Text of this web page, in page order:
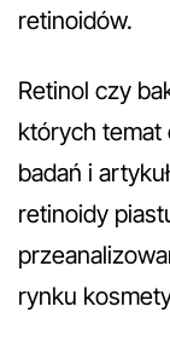
retinoidów.
Retinol czy
których temat
badań i
retinoidy
rynku